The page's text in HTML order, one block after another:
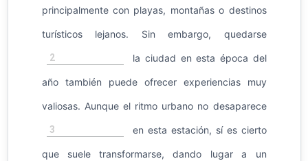
principalmente con playas, montañas o destinos
turísticos lejanos. Sin embargo, quedarse
2 la ciudad en esta época del
año también puede ofrecer experiencias muy
valiosas. Aunque el ritmo urbano no desaparece
3 en esta estación, sí es cierto
que suele transformarse, dando lugar a un